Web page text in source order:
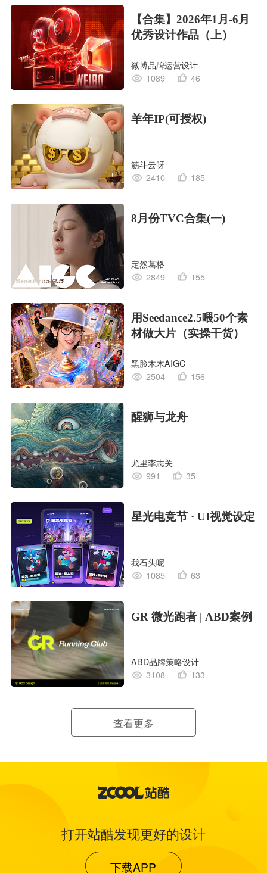
【合集】2026年1月-6月
优秀设计作品（上）
微博品牌运营设计
1089
46
羊年IP(可授权)
筋斗云呀
2410
185
8月份TVC合集(一)
定然葛格
2849
155
用Seedance2.5喂50个素
材做大片（实操干货）
黑脸木木AIGC
2504
156
醒狮与龙舟
尤里李志关
991
35
星光电竞节 · UI视觉设定
我石头呢
1085
63
GR 微光跑者 | ABD案例
ABD品牌策略设计
3108
133
查看更多
打开站酷发现更好的设计
下载APP